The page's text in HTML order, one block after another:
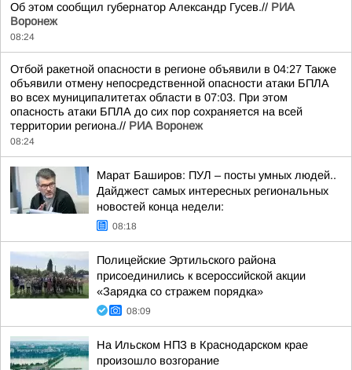
Об этом сообщил губернатор Александр Гусев.// РИА
Воронеж
08:24
Отбой ракетной опасности в регионе объявили в 04:27 Также
объявили отмену непосредственной опасности атаки БПЛА
во всех муниципалитетах области в 07:03. При этом
опасность атаки БПЛА до сих пор сохраняется на всей
территории региона.// РИА Воронеж
08:24
Марат Баширов: ПУЛ – посты умных людей..
Дайджест самых интересных региональных
новостей конца недели:
08:18
Полицейские Эртильского района
присоединились к всероссийской акции
«Зарядка со стражем порядка»
08:09
На Ильском НПЗ в Краснодарском крае
произошло возгорание